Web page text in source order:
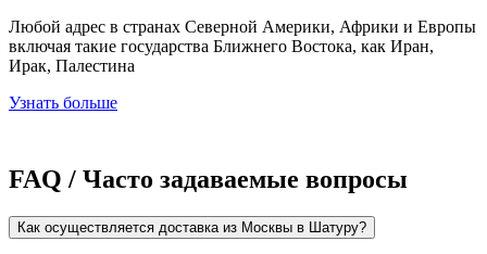
Любой адрес в странах Северной Америки, Африки и Европы
включая такие государства Ближнего Востока, как Иран,
Ирак, Палестина
Узнать больше
FAQ / Часто задаваемые вопросы
Как осуществляется доставка из Москвы в Шатуру?